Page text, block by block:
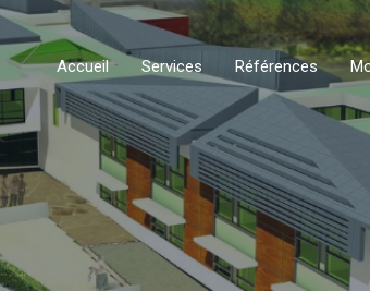
Accueil Services Références